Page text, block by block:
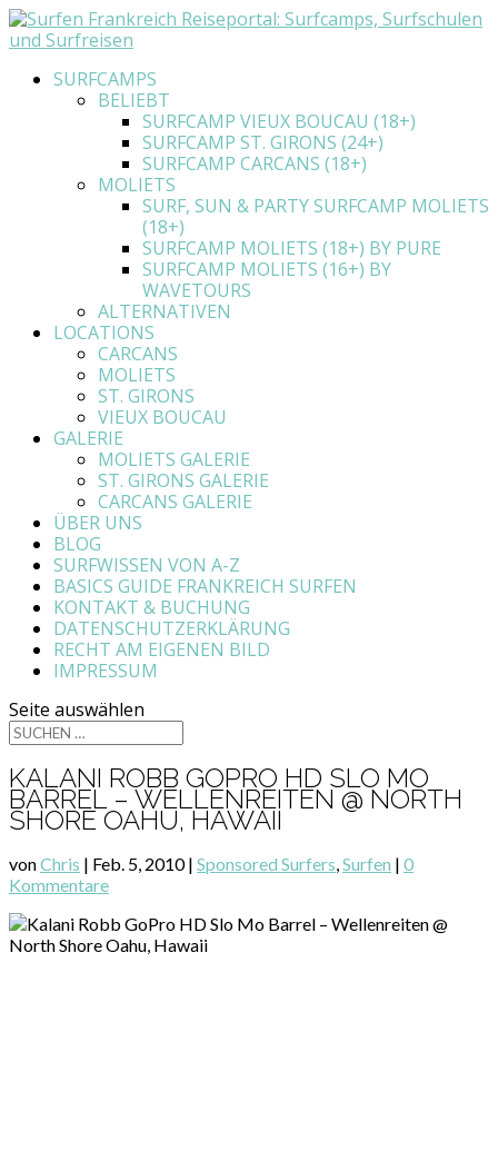
SURFCAMPS
BELIEBT
SURFCAMP VIEUX BOUCAU (18+)
SURFCAMP ST. GIRONS (24+)
SURFCAMP CARCANS (18+)
MOLIETS
SURF, SUN & PARTY SURFCAMP MOLIETS
(18+)
SURFCAMP MOLIETS (18+) BY PURE
SURFCAMP MOLIETS (16+) BY
WAVETOURS
ALTERNATIVEN
LOCATIONS
CARCANS
MOLIETS
ST. GIRONS
VIEUX BOUCAU
GALERIE
MOLIETS GALERIE
ST. GIRONS GALERIE
CARCANS GALERIE
ÜBER UNS
BLOG
SURFWISSEN VON A-Z
BASICS GUIDE FRANKREICH SURFEN
KONTAKT & BUCHUNG
DATENSCHUTZERKLÄRUNG
RECHT AM EIGENEN BILD
IMPRESSUM
Seite auswählen
KALANI ROBB GOPRO HD SLO MO
BARREL – WELLENREITEN @ NORTH
SHORE OAHU, HAWAII
vonChris | Feb. 5, 2010| Sponsored Surfers,Surfen | 0
Kommentare